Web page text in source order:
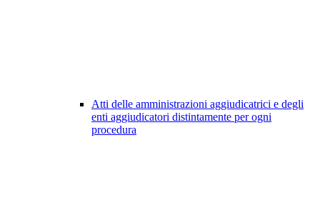
Atti delle amministrazioni aggiudicatrici e degli
enti aggiudicatori distintamente per ogni
procedura